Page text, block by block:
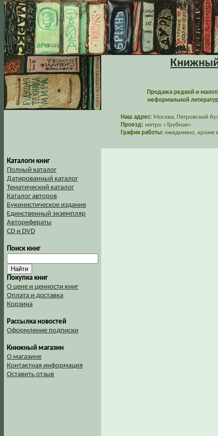
Книжный
Продажа редкой и
неформальной
Наш адрес: Москва, Петровский
Проезд: метро «Трубная»
График работы: ежедневно, кроме
Каталоги книг
Полный каталог
Датированный каталог
Тематический каталог
Каталог авторов
Букинистическое издание
Единственный экземпляр
Авторефераты
CD и DVD
Поиск книг
Покупка книг
О цене и ценности книг
Оплата и доставка
Корзина
Рассылка новостей
Оформление подписки
Книжный магазин
О магазине
Контактная информация
Оставить отзыв